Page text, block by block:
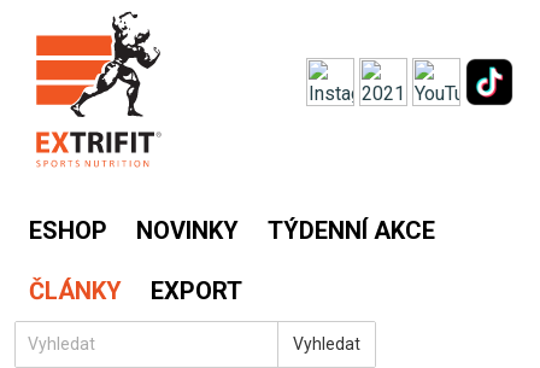
ESHOP NOVINKY TÝDENNÍ AKCE
ČLÁNKY EXPORT
Vyhledat